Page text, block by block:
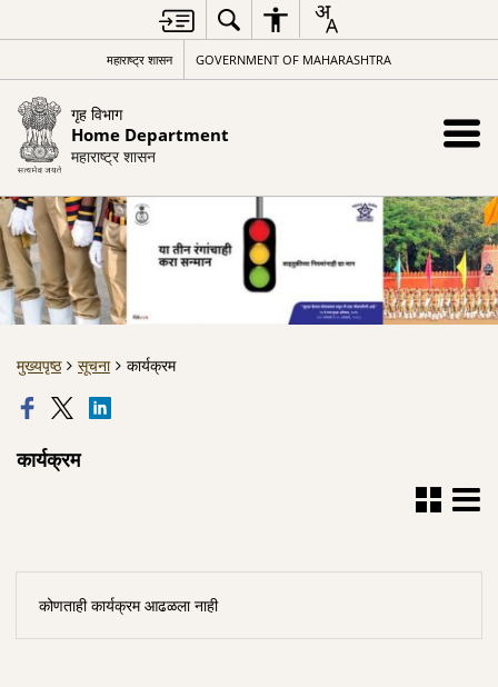
महाराष्ट्र शासन GOVERNMENT OF MAHARASHTRA
गृह विभाग
Home Department
महाराष्ट्र शासन
मुख्यपृष्ठ सूचना कार्यक्रम
कार्यक्रम
कोणताही कार्यक्रम आढळला नाही